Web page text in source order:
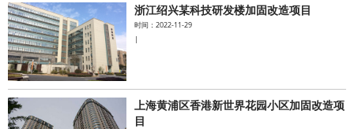
浙江绍兴某科技研发楼加固改造项目
时间：2022-11-29
|
上海黄浦区香港新世界花园小区加固改造项
目